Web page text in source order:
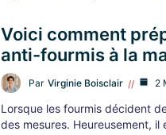
Voici comment
anti-fourmis à la
Par Virginie Boisclair 2
Lorsque les fourmis décident
des mesures. Heureusement,